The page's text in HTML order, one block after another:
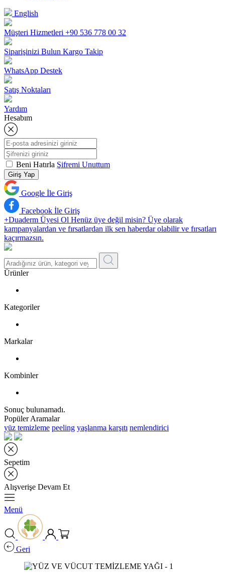
English
Müşteri Hizmetleri +90 536 778 00 32
Siparişinizi Bulun Kargo Takip
WhatsApp Destek
Satış Noktaları
Yardım
Hesabım
Beni Hatırla Şifremi Unuttum
Giriş Yap
Google İle Giriş
Facebook İle Giriş
+Duaderm Üyesi Ol Henüz üye değil misin? Üye olarak
kampanyalardan ve fırsatlardan ilk sen haberdar olabilir ve fırsatları
kaçırmazsın.
Ürünler
Kategoriler
Markalar
Kombinler
Sonuç bulunamadı.
Popüler Aramalar
yüz temizleme peeling yaşlanma karşıtı nemlendirici
Sepetim
Alışverişe Devam Et
Menü
Geri